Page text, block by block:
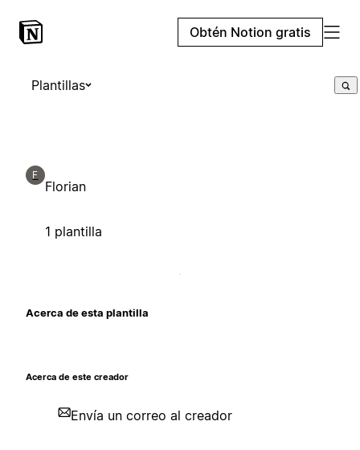
Obtén Notion gratis
Plantillas
F
Florian
1 plantilla
Acerca de esta plantilla
Acerca de este creador
Envía un correo al creador